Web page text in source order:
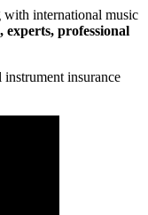
with international music
experts, professional
insurance